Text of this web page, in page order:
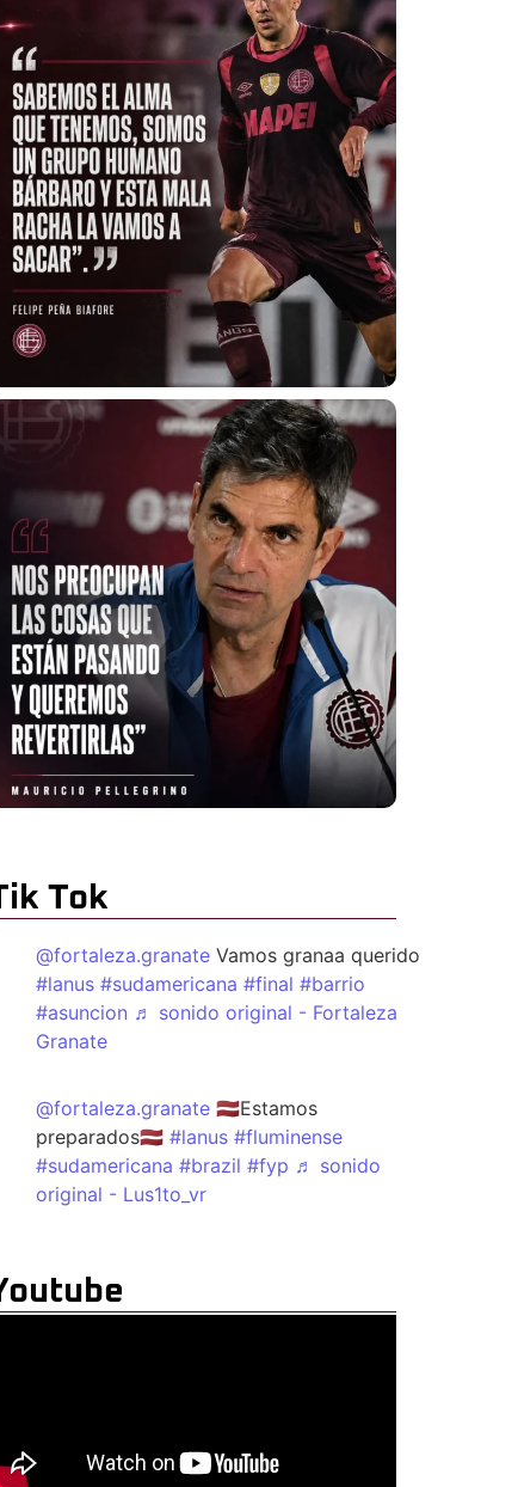
Tok
@fortaleza.granate Vamos granaa querido
#lanus #sudamericana #final #barrio
#asuncion ♬ sonido original - Fortaleza
Granate
@fortaleza.granate 🇱🇻Estamos
preparados🇱🇻 #lanus #fluminense
#sudamericana #brazil #fyp ♬ sonido
original - Lus1to_vr